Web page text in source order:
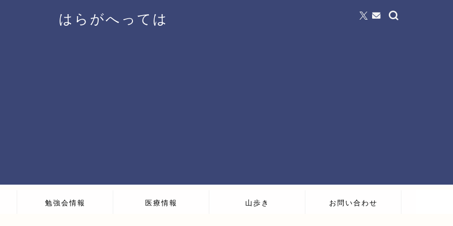
はらがへっては
勉強会情報 医療情報 山歩き お問い合わせ